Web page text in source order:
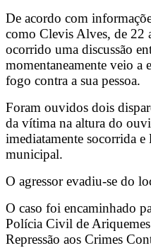
De acordo com
como Clevis Alves, de 22
ocorrido uma discussão
momentaneamente veio a
fogo contra a sua pessoa.
Foram ouvidos dois
da vítima na altura do
imediatamente socorrida
municipal.
O agressor evadiu-se do
O caso foi encaminhado
Polícia Civil de
Repressão aos Crimes